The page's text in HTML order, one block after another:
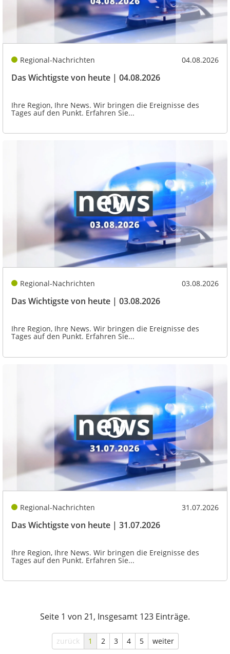
Regional-Nachrichten 04.08.2026
Das Wichtigste von heute | 04.08.2026
Ihre Region, Ihre News. Wir bringen die Ereignisse des
Tages auf den Punkt. Erfahren Sie...
Regional-Nachrichten 03.08.2026
Das Wichtigste von heute | 03.08.2026
Ihre Region, Ihre News. Wir bringen die Ereignisse des
Tages auf den Punkt. Erfahren Sie...
Regional-Nachrichten 31.07.2026
Das Wichtigste von heute | 31.07.2026
Ihre Region, Ihre News. Wir bringen die Ereignisse des
Tages auf den Punkt. Erfahren Sie...
Seite 1 von 21, Insgesamt 123 Einträge.
zurück 1 2 3 4 5 weiter